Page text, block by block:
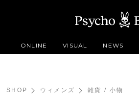
ONLINE VISUAL NEWS
SHOP ウィメンズ 雑貨 / 小物